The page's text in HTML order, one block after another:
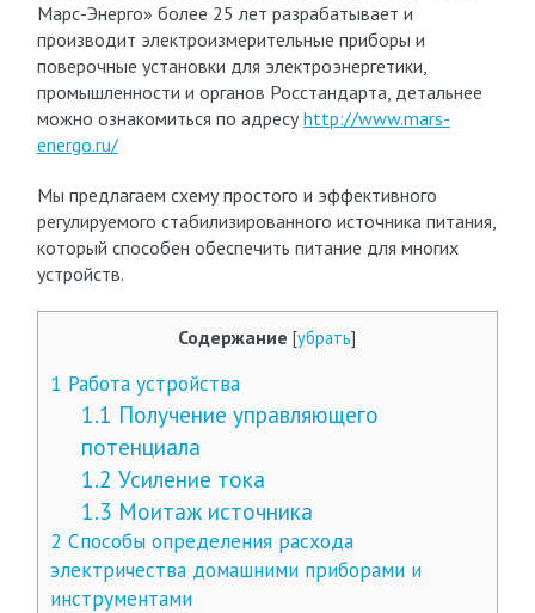
Марс-Энерго» более 25 лет разрабатывает и
производит электроизмерительные приборы и
поверочные установки для электроэнергетики,
промышленности и органов Росстандарта, детальнее
можно ознакомиться по адресуhttp://www.mars-
energo.ru/
Мы предлагаем схему простого и эффективного
регулируемого стабилизированного источника питания,
который способен обеспечить питание для многих
устройств.
Содержание [убрать]
1 Работа устройства
1.1 Получение управляющего
потенциала
1.2 Усиление тока
1.3 Моитаж источника
2 Способы определения расхода
электричества домашними приборами и
инструментами